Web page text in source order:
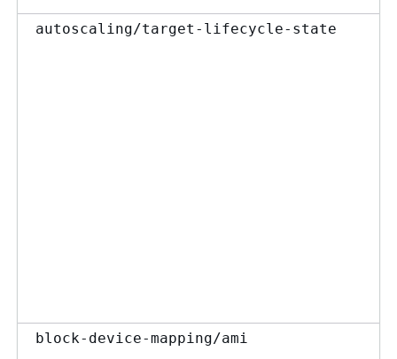
autoscaling/target-lifecycle-state
block-device-mapping/ami